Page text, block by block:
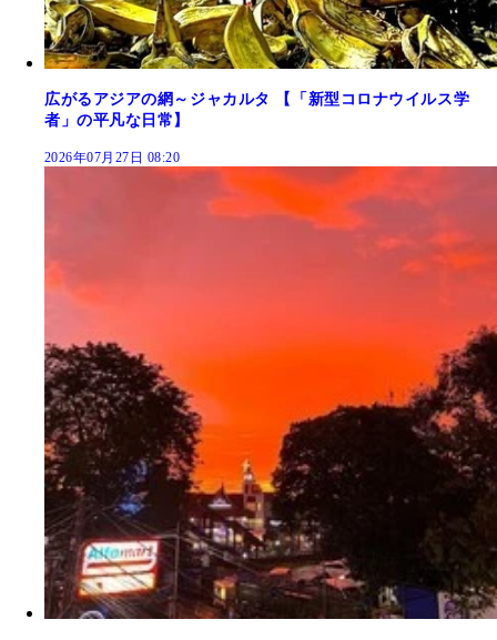
広がるアジアの網～ジャカルタ 【「新型コロナウイルス学
者」の平凡な日常】
2026年07月27日 08:20